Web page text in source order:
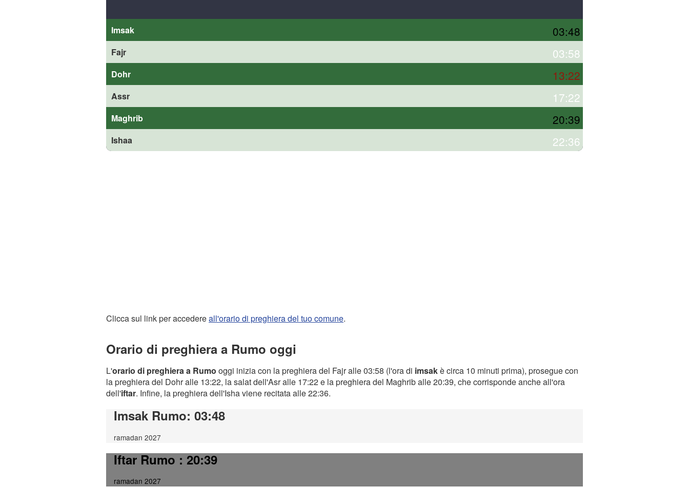
Imsak 03:48
Fajr 03:58
Dohr 13:22
Assr 17:22
Maghrib 20:39
Ishaa 22:36
Clicca sul link per accedereall'orario di preghiera del tuo comune.
Orario di preghiera a Rumo oggi
L'orario di preghiera a Rumo oggi inizia con la preghiera del Fajr alle 03:58 (l'ora di imsakè circa 10 minuti prima), prosegue con
la preghiera del Dohr alle 13:22, la salat dell'Asr alle 17:22 e la preghiera del Maghrib alle 20:39, che corrisponde anche all'ora
dell'iftar. Infine, la preghiera dell'Isha viene recitata alle 22:36.
Imsak Rumo: 03:48
ramadan 2027
Iftar Rumo: 20:39
ramadan 2027